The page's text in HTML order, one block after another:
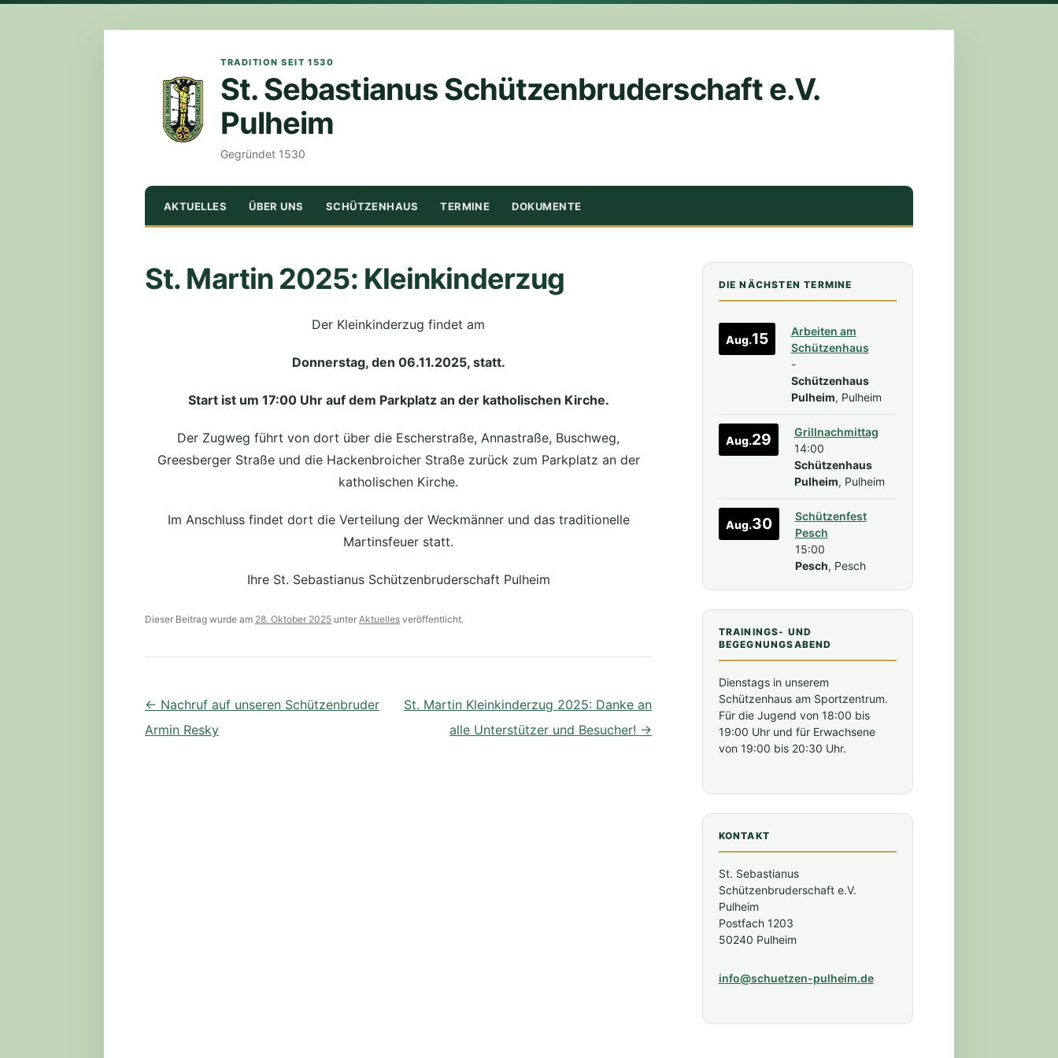
TRADITION SEIT 1530
St. Sebastianus Schützenbruderschaft e.V.
Pulheim
Gegründet 1530
ZUM
INHALT
AKTUELLES ÜBER UNS SCHÜTZENHAUS TERMINE DOKUMENTE
St. Martin 2025: Kleinkinderzug
Der Kleinkinderzug findet am
Donnerstag, den 06.11.2025, statt.
Start ist um 17:00 Uhr auf dem Parkplatz an der katholischen Kirche.
Der Zugweg führt von dort über die Escherstraße, Annastraße, Buschweg,
Greesberger Straße und die Hackenbroicher Straße zurück zum Parkplatz an der
katholischen Kirche.
Im Anschluss findet dort die Verteilung der Weckmänner und das traditionelle
Martinsfeuer statt.
Ihre St. Sebastianus Schützenbruderschaft Pulheim
Dieser Beitrag wurde am 28. Oktober 2025 unter Aktuelles veröffentlicht.
Beitragsnavigation
← Nachruf auf unseren Schützenbruder
Armin Resky
St. Martin Kleinkinderzug 2025: Danke an
alle Unterstützer und Besucher! →
DIE NÄCHSTEN TERMINE
Aug.15
Arbeiten am
Schützenhaus
-
Schützenhaus
Pulheim, Pulheim
Aug.29
Grillnachmittag
14:00
Schützenhaus
Pulheim, Pulheim
Aug.30
Schützenfest
Pesch
15:00
Pesch, Pesch
TRAININGS- UND
BEGEGNUNGSABEND
Dienstags in unserem
Schützenhaus am Sportzentrum.
Für die Jugend von 18:00 bis
19:00 Uhr und für Erwachsene
von 19:00 bis 20:30 Uhr.
KONTAKT
St. Sebastianus
Schützenbruderschaft e.V.
Pulheim
Postfach 1203
50240 Pulheim
info@schuetzen-pulheim.de